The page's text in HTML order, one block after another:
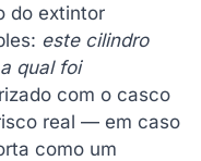
do extintor?
teste?
hidrostático do
do extintor
este cilindro
qual foi
com o casco
real — em caso
como um